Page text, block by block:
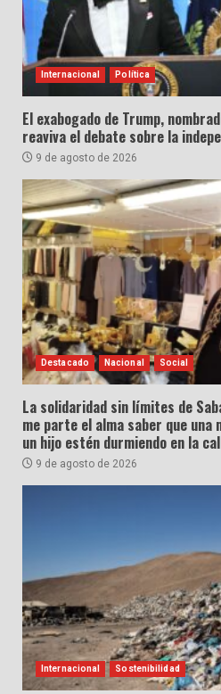
Internacional Política
El exabogado de Trump,
reaviva el debate sobre la
9 de agosto de 2026
Destacado Nacional Social
La solidaridad sin límites de
me parte el alma saber que una
un hijo estén durmiendo en la
9 de agosto de 2026
Internacional Sostenibilidad